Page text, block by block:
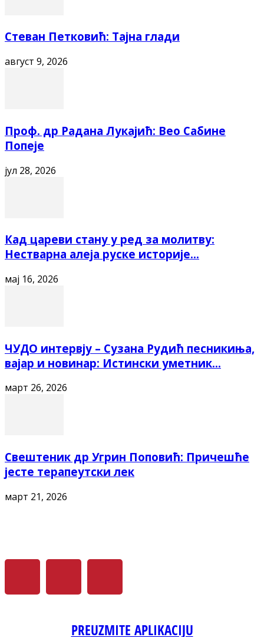
Стеван Петковић: Тајна глади
август 9, 2026
Проф. др Радана Лукајић: Вео Сабине
Попеје
јул 28, 2026
Кад цареви стану у ред за молитву:
Нестварна алеја руске историје...
мај 16, 2026
ЧУДО интервју – Сузана Рудић песникиња,
вајар и новинар: Истински уметник...
март 26, 2026
Свештеник др Угрин Поповић: Причешће
јесте терапеутски лек
март 21, 2026
PREUZMITE APLIKACIJU